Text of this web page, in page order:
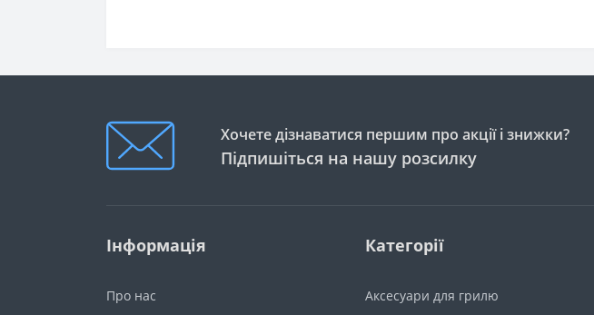
Хочете дізнаватися першим про акції і знижки?
Підпишіться на нашу розсилку
Інформація
Про нас
Категорії
Аксесуари для грилю